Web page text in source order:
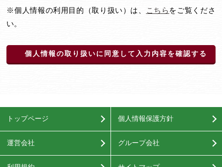
※個人情報の利用目的（取り扱い）は、 こちら をご覧くださ
い。
個人情報の取り扱いに同意して入力内容を確認する
トップページ 個人情報保護方針
運営会社 グループ会社